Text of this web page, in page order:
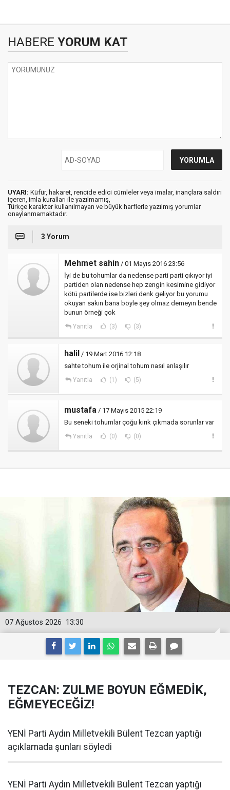
HABERE YORUM KAT
UYARI: Küfür, hakaret, rencide edici cümleler veya imalar, inançlara saldırı
içeren, imla kuralları ile yazılmamış,
Türkçe karakter kullanılmayan ve büyük harflerle yazılmış yorumlar
onaylanmamaktadır.
3 Yorum
Mehmet sahin / 01 Mayıs 2016 23:56
İyi de bu tohumlar da nedense parti parti çıkıyor iyi
partiden olan nedense hep zengin kesimine gidiyor
kötü partilerde ise bizleri denk geliyor bu yorumu
okuyan sakin bana böyle şey olmaz demeyin bende
bunun örneği çok
Yanıtla (3) (3)
halil / 19 Mart 2016 12:18
sahte tohum ile orjinal tohum nasıl anlaşılır
Yanıtla (1) (5)
mustafa / 17 Mayıs 2015 22:19
Bu seneki tohumlar çoğu kırık çıkmada sorunlar var
Yanıtla (0) (0)
13:30
07 Ağustos 2026
TEZCAN: ZULME BOYUN EĞMEDİK,
EĞMEYECEĞİZ!
YENİ Parti Aydın Milletvekili Bülent Tezcan yaptığı
açıklamada şunları söyledi
YENİ Parti Aydın Milletvekili Bülent Tezcan yaptığı